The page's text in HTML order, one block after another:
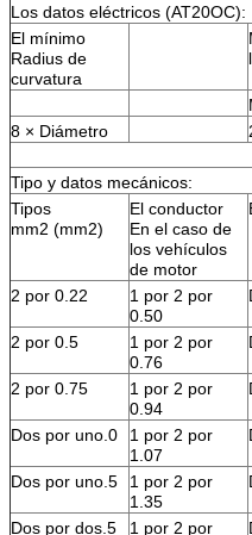
Los datos eléctricos (AT20OC):
El mínimo
Radius de
curvatura
8 × Diámetro
Tipo y datos mecánicos:
Tipos
mm2 (mm2)
El conductor
En el caso de
los vehículos
de motor
2 por 0.22
1 por 2 por
0.50
2 por 0.5
1 por 2 por
0.76
2 por 0.75
1 por 2 por
0.94
Dos por uno.0
1 por 2 por
1.07
Dos por uno.5
1 por 2 por
1.35
Dos por dos.5
1 por 2 por